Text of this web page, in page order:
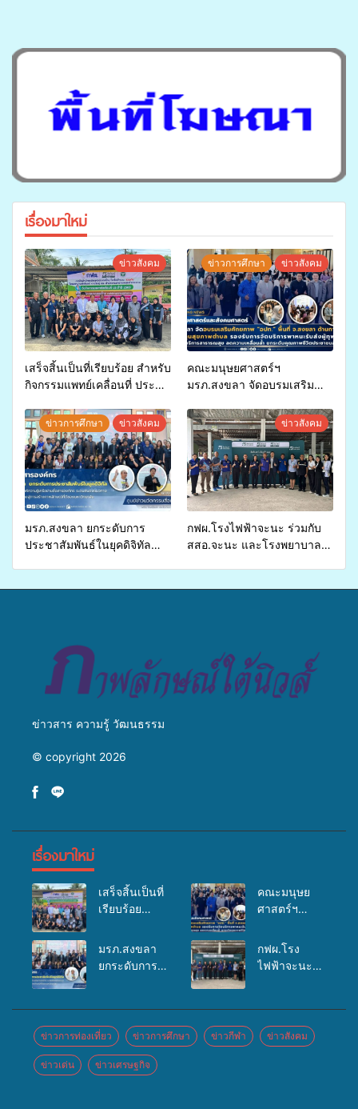
เรื่องมาใหม่
ข่าวสังคม
เสร็จสิ้นเป็นที่เรียบร้อย สำหรับ
กิจกรรมแพทย์เคลื่อนที่ ประจำ
สุขภาพแก่ประชาชนในพื้นที่
อำเภอจะนะ
ข่าวการศึกษา ข่าวสังคม
คณะมนุษยศาสตร์ฯ
มรภ.สงขลา จัดอบรมเสริม
จ่ายงบกองทุนสุขภาพตำบล
รองรับการจัดบริการพาหนะรับ
ส่งผู้ทุพพลภาพเพื่อเข้ารับ
บริการสาธารณสุข ลดความ
เหลื่อมล้ำ ยกระดับคุณภาพ
ชีวิตประชาชนอย่างยั่งยืน
ข่าวการศึกษา ข่าวสังคม
มรภ.สงขลา ยกระดับการ
ประชาสัมพันธ์ในยุคดิจิทัล
ข่าวสังคม
กฟผ.โรงไฟฟ้าจะนะ ร่วมกับ
สสอ.จะนะ และโรงพยาบาล
ข่าวสาร ความรู้ วัฒนธรรม
© copyright 2026
เรื่องมาใหม่
เสร็จสิ้นเป็นที่
เรียบร้อย
เคลื่อนที่
บริการด้าน
สุขภาพแก่
ประชาชนใน
พื้นที่อำเภอ
จะนะ
คณะมนุษย
ศาสตร์ฯ
จัดอบรมเสริม
ศักยภาพ
กองทุน
สุขภาพตำบล
รองรับการจัด
มรภ.สงขลา
ยกระดับการ
องค์ความรู้
เครือข่าย
สื่อสารองค์กร
กฟผ.โรง
ไฟฟ้าจะนะ
พยาบาลศิคริ
นทร์ หาดใหญ่
ข่าวการท่องเที่ยว ข่าวการศึกษา ข่าวกีฬา ข่าวสังคม
ข่าวเด่น ข่าวเศรษฐกิจ